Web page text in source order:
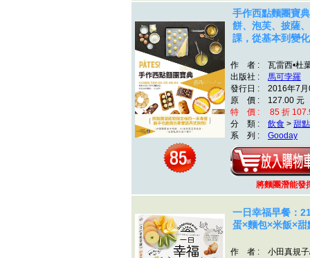
手作西點麵團寶
餅、泡芙、披薩
課，從基本到變
作 者 : 瓦雷西•杜
出版社 : 馬可孛羅
發行日 : 2016年7月
原 價 : 127.00 元
特 價 : 85 折
分 類 : 飲食 > 甜
系 列 : Gooday
將麵團潛能
一日幸福早餐：
蛋×麵包×米飯×甜
作 者 : 小田真規子